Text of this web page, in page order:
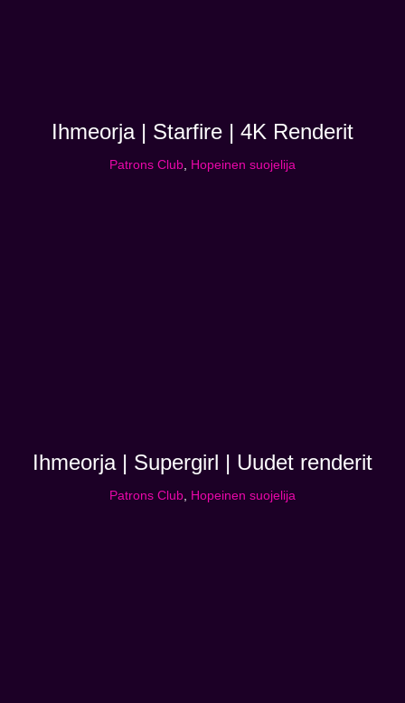
Ihmeorja | Starfire | 4K Renderit
Patrons Club, Hopeinen suojelija
Ihmeorja | Supergirl | Uudet renderit
Patrons Club, Hopeinen suojelija